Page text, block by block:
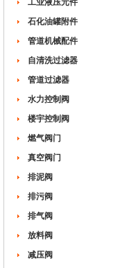
工业液压元件
石化油罐附件
管道机械配件
自清洗过滤器
管道过滤器
水力控制阀
楼宇控制阀
燃气阀门
真空阀门
排泥阀
排污阀
排气阀
放料阀
减压阀